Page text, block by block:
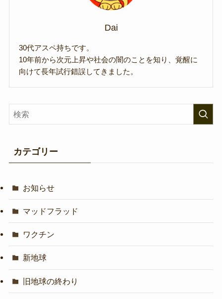
Dai
30代アスペ持ちです。
10年前から次元上昇や社会の闇のことを知り、覚醒に
向けて長年試行錯誤してきました。
カテゴリー
お知らせ
マッドフラッド
ワクチン
新地球
旧地球の終わり